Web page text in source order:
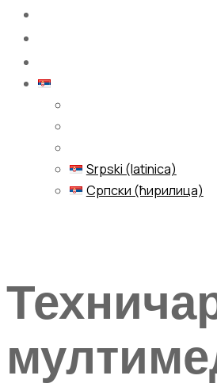
Srpski (latinica)
Српски (ћирилица)